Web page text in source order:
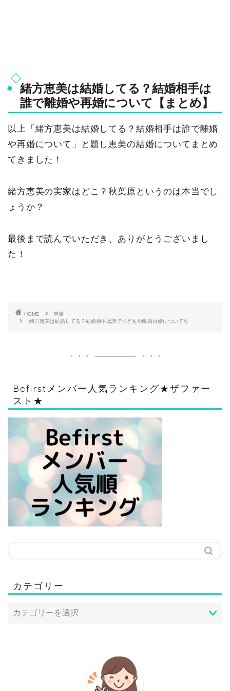
緒方恵美は結婚してる？結婚相手は
誰で離婚や再婚について【まとめ】
以上「緒方恵美は結婚してる？結婚相手は誰で離婚
や再婚について」と題し恵美の結婚についてまとめ
てきました！
緒方恵美の実家はどこ？秋葉原というのは本当でし
ょうか？
最後まで読んでいただき、ありがとうございまし
た！
HOME
声優
緒方恵美は結婚してる？結婚相手は誰で子どもや離婚再婚についても
Befirstメンバー人気ランキング★ザファー
スト★
カテゴリー